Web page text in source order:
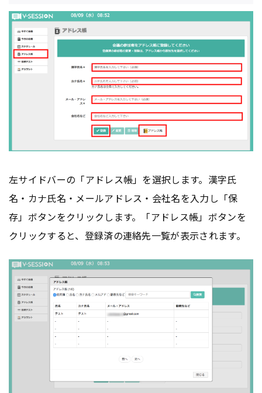
左サイドバーの「アドレス帳」を選択します。漢字氏
名・カナ氏名・メールアドレス・会社名を入力し「保
存」ボタンをクリックします。「アドレス帳」ボタンを
クリックすると、登録済の連絡先一覧が表示されます。